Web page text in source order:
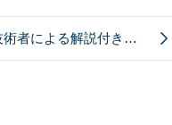
【技術者による解説付き】リ...